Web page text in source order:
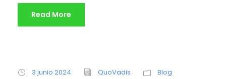
Read More
3 junio 2024 QuoVadis Blog